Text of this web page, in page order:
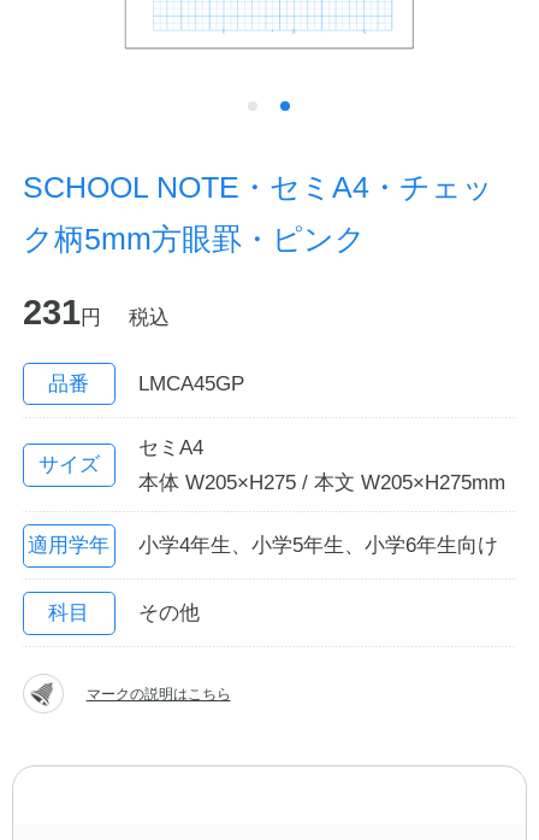
工場フォトツアー
企業情報 SDGsと未来
カタログ
English
教職員の皆さまへ
SCHOOL NOTE・セミA4・チェッ
ク柄5mm方眼罫・ピンク
231円 税込
品番 LMCA45GP
サイズ
セミA4
本体 W205×H275 / 本文 W205×H275mm
適用学年 小学4年生、小学5年生、小学6年生向け
科目 その他
マークの説明はこちら